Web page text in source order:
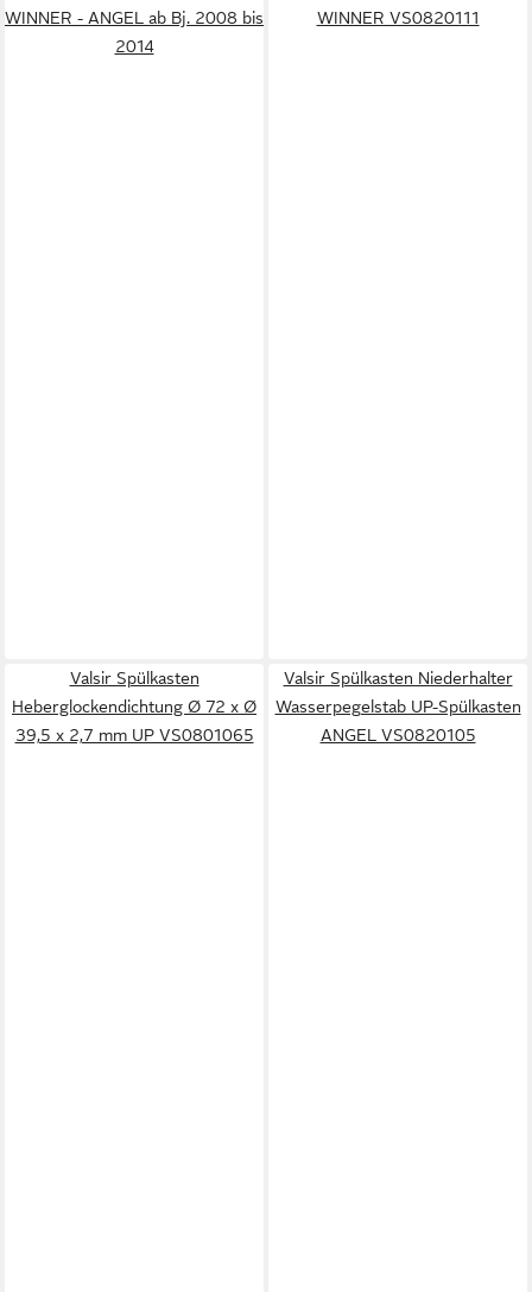
WINNER - ANGEL ab Bj. 2008 bis
2014
WINNER VS0820111
Valsir Spülkasten
Heberglockendichtung Ø 72 x Ø
39,5 x 2,7 mm UP VS0801065
Valsir Spülkasten Niederhalter
Wasserpegelstab UP-Spülkasten
ANGEL VS0820105